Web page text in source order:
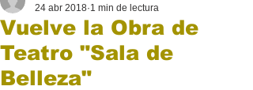
Vuelve la Obra de
Teatro "Sala de
Belleza"
24 abr 2018 1 min de lectura